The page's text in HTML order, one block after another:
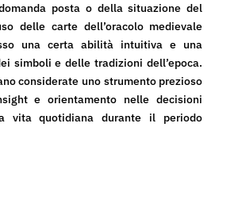
posta o della situazione del
delle carte dell’oracolo medievale
una certa abilità intuitiva e una
simboli e delle tradizioni dell’epoca.
considerate uno strumento prezioso
e orientamento nelle decisioni
vita quotidiana durante il periodo